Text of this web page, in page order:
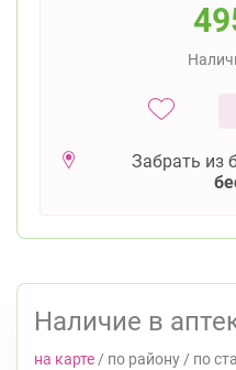
Забрать из
Наличие в
на карте / по району / по